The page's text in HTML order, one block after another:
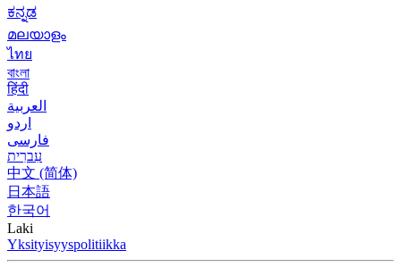
ಕನ್ನಡ
മലയാളം
ไทย
বাংলা
हिंदी
العربية
اردو
فارسی
עִברִית
中文 (简体)
日本語
한국어
Laki
Yksityisyyspolitiikka